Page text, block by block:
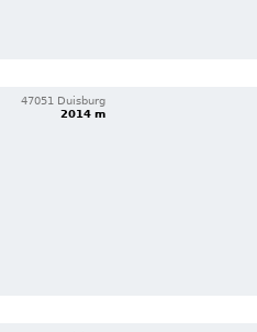
47051 Duisburg
2014 m